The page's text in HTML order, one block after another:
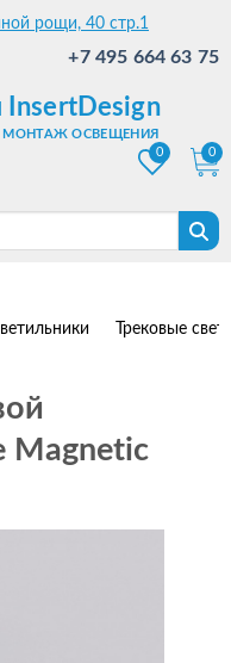
рощи, 40 стр.1
+7 495 664 63 75
InsertDesign
МОНТАЖ ОСВЕЩЕНИЯ
0
0
Трековые
Magnetic